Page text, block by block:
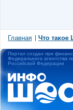
Главная Что
Портал создан при
Федерального агентства
Российской Федерации